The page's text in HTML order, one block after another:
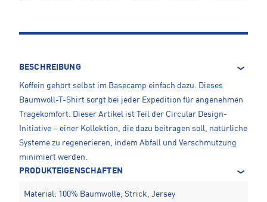
BESCHREIBUNG
Koffein gehört selbst im Basecamp einfach dazu. Dieses
Baumwoll-T-Shirt sorgt bei jeder Expedition für angenehmen
Tragekomfort. Dieser Artikel ist Teil der Circular Design-
Initiative – einer Kollektion, die dazu beitragen soll, natürliche
Systeme zu regenerieren, indem Abfall und Verschmutzung
minimiert werden.
PRODUKTEIGENSCHAFTEN
Material: 100% Baumwolle, Strick, Jersey